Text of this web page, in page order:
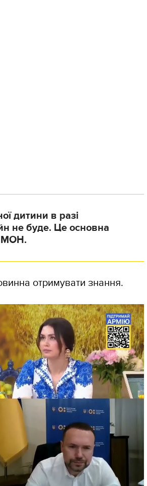
дитини в разі
не буде. Це основна
МОН.
отримувати знання.